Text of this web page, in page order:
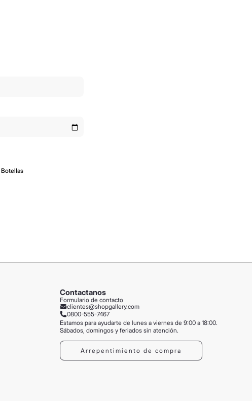
Contactanos
Formulario de contacto
clientes@shopgallery.com
0800-555-7467
Estamos para ayudarte de lunes a viernes de 9:00 a 18:00.
Sábados, domingos y feriados sin atención.
Arrepentimiento de compra